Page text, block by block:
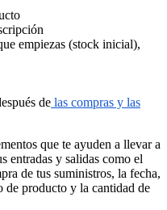
empiezas (stock inicial),
de las compras y las
que te ayuden a llevar a
entradas y salidas como el
de tus suministros, la fecha,
de producto y la cantidad de